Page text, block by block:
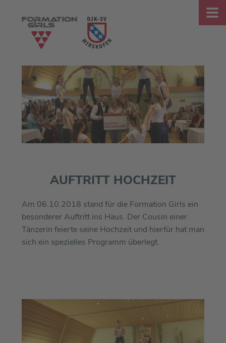
AUFTRITT HOCHZEIT
Am 06.10.2018 stand für die Formation Girls ein
besonderer Auftritt ins Haus. Der Cousin einer
Tänzerin feierte seine Hochzeit und hierfür hat man
sich ein spezielles Programm überlegt.